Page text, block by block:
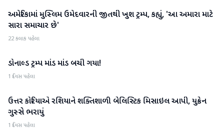
આંતરરાષ્ટ્રીય
અમેરિકામાં મુસ્લિમ ઉમેદવારની જીતથી ખુશ ટ્રમ્પ, કહ્યું, 'આ અમારા માટે
સારા સમાચાર છે'
22 કલાક પહેલા
આંતરરાષ્ટ્રીય
ડોનાલ્ડ ટ્રમ્પ માંડ માંડ બચી ગયા!
1 દિવસ પહેલા
આંતરરાષ્ટ્રીય
ઉત્તર કોરિયાએ રશિયાને શક્તિશાળી બેલિસ્ટિક મિસાઇલ આપી, યુક્રેન
ગુસ્સે ભરાયું
1 દિવસ પહેલા